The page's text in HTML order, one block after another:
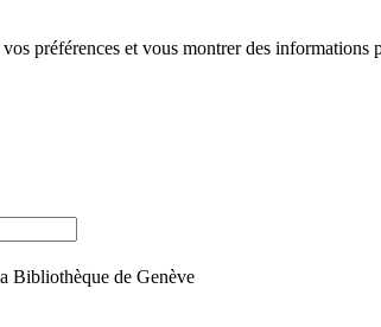
préférences et vous montrer des informations
Bibliothèque de Genève